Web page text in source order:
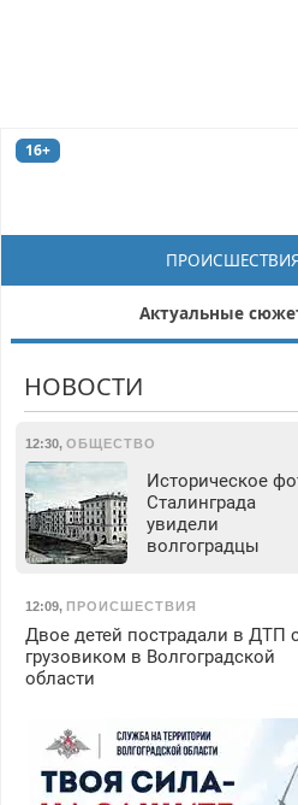
16+
Актуальные
НОВОСТИ
12:30, ОБЩЕСТВО
Историческое
Сталинграда
увидели
волгоградцы
12:09, ПРОИСШЕСТВИЯ
Двое детей пострадали в ДТП
грузовиком в Волгоградской
области